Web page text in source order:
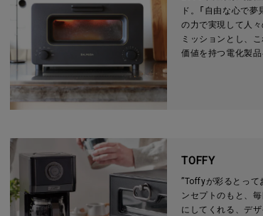
ド。「自由な心で
の力で実現して人
ミッションとし、
価値を持つ電化製
今、私たちの生活
TOFFY
”Toffyが彩るとって
ンセプトのもと、
にしてくれる、デ